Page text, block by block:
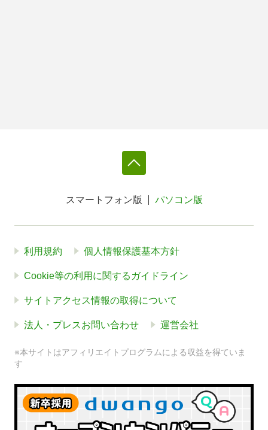
スマートフォン版 パソコン版
利用規約 個人情報保護基本方針
Cookie等の利用に関するガイドライン
サイトアクセス情報の取得について
法人・プレスお問い合わせ 運営会社
※本サイトはアフィリエイトプログラムによる収益を得ていま
す